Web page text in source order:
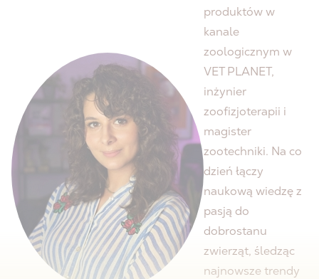
produktów w
kanale
zoologicznym w
VET PLANET,
inżynier
zoofizjoterapii i
magister
zootechniki. Na co
dzień łączy
naukową wiedzę z
pasją do
dobrostanu
zwierząt, śledząc
najnowsze trendy